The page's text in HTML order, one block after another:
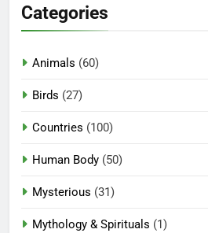
Categories
Animals (60)
Birds (27)
Countries (100)
Human Body (50)
Mysterious (31)
Mythology & Spirituals (1)